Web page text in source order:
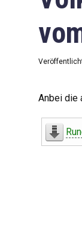
Anbei die